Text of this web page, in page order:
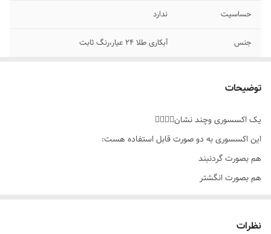
حساسیت ندارد
جنس آبکاری طلا ۲۴ عیار،رنگ ثابت
مناسب برای خانمها
توضیحات
یک اکسسوری وچند نشان👌🏻✨️😊
این اکسسوری به دو صورت قابل استفاده هست:
هم بصورت گردنبند
هم بصورت انگشتر
نظرات